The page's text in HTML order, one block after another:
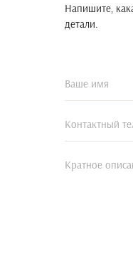
Напишите,
детали.